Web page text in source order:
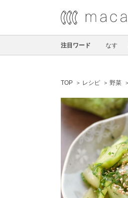
注目ワード なす
TOP レシピ 野菜